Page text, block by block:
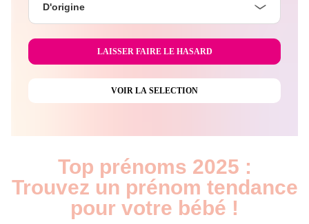
D'origine
Top prénoms 2025 :
Trouvez un prénom tendance
pour votre bébé !